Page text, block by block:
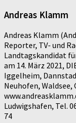
Andreas Klamm
Andreas Klamm
Reporter, TV- und
Landtagskandidat
am 14. März 2021,
Iggelheim,
Neuhofen,
Ludwigshafen, Tel.
74